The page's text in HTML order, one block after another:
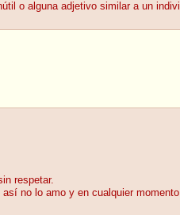
o alguna adjetivo similar a un
respetar.
no lo amo y en cualquier